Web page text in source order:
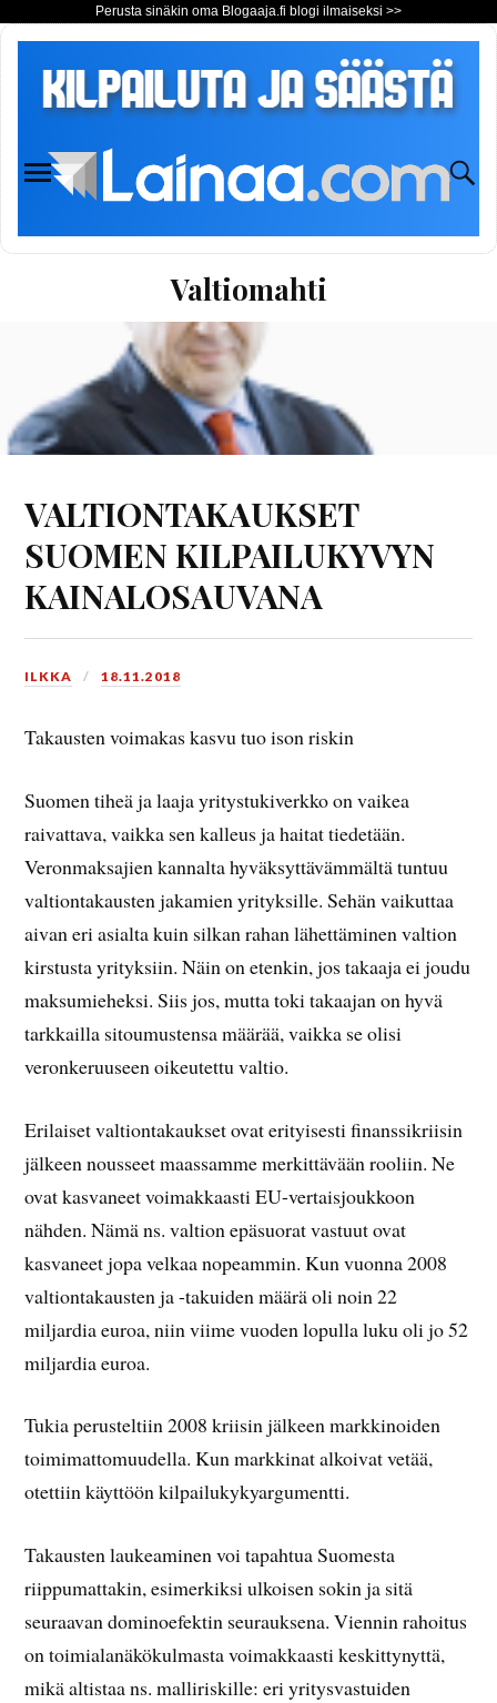
Perusta sinäkin oma Blogaaja.fi blogi ilmaiseksi >>
Valtiomahti
VALTIONTAKAUKSET
SUOMEN KILPAILUKYVYN
KAINALOSAUVANA
ILKKA 18.11.2018
Takausten voimakas kasvu tuo ison riskin
Suomen tiheä ja laaja yritystukiverkko on vaikea
raivattava, vaikka sen kalleus ja haitat tiedetään.
Veronmaksajien kannalta hyväksyttävämmältä tuntuu
valtiontakausten jakamien yrityksille. Sehän vaikuttaa
aivan eri asialta kuin silkan rahan lähettäminen valtion
kirstusta yrityksiin. Näin on etenkin, jos takaaja ei joudu
maksumieheksi. Siis jos, mutta toki takaajan on hyvä
tarkkailla sitoumustensa määrää, vaikka se olisi
veronkeruuseen oikeutettu valtio.
Erilaiset valtiontakaukset ovat erityisesti finanssikriisin
jälkeen nousseet maassamme merkittävään rooliin. Ne
ovat kasvaneet voimakkaasti EU-vertaisjoukkoon
nähden. Nämä ns. valtion epäsuorat vastuut ovat
kasvaneet jopa velkaa nopeammin. Kun vuonna 2008
valtiontakausten ja -takuiden määrä oli noin 22
miljardia euroa, niin viime vuoden lopulla luku oli jo 52
miljardia euroa.
Tukia perusteltiin 2008 kriisin jälkeen markkinoiden
toimimattomuudella. Kun markkinat alkoivat vetää,
otettiin käyttöön kilpailukykyargumentti.
Takausten laukeaminen voi tapahtua Suomesta
riippumattakin, esimerkiksi ulkoisen sokin ja sitä
seuraavan dominoefektin seurauksena. Viennin rahoitus
on toimialanäkökulmasta voimakkaasti keskittynyttä,
mikä altistaa ns. malliriskille: eri yritysvastuiden